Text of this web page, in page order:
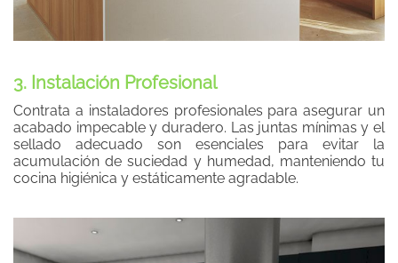
3. Instalación Profesional
Contrata a instaladores profesionales para asegurar un
acabado impecable y duradero. Las juntas mínimas y el
sellado adecuado son esenciales para evitar la
acumulación de suciedad y humedad, manteniendo tu
cocina higiénica y estáticamente agradable.